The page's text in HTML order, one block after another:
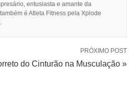
entusiasta e amante da
é Atleta Fitness pela Xplode
PRÓXIMO POST
do Cinturão na Musculação »